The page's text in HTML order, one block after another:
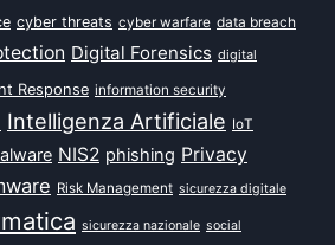
cyber threats cyber warfare data breach
Digital Forensics digital
Response information security
Intelligenza Artificiale IoT
NIS2 phishing Privacy
Risk Management sicurezza digitale
sicurezza nazionale social